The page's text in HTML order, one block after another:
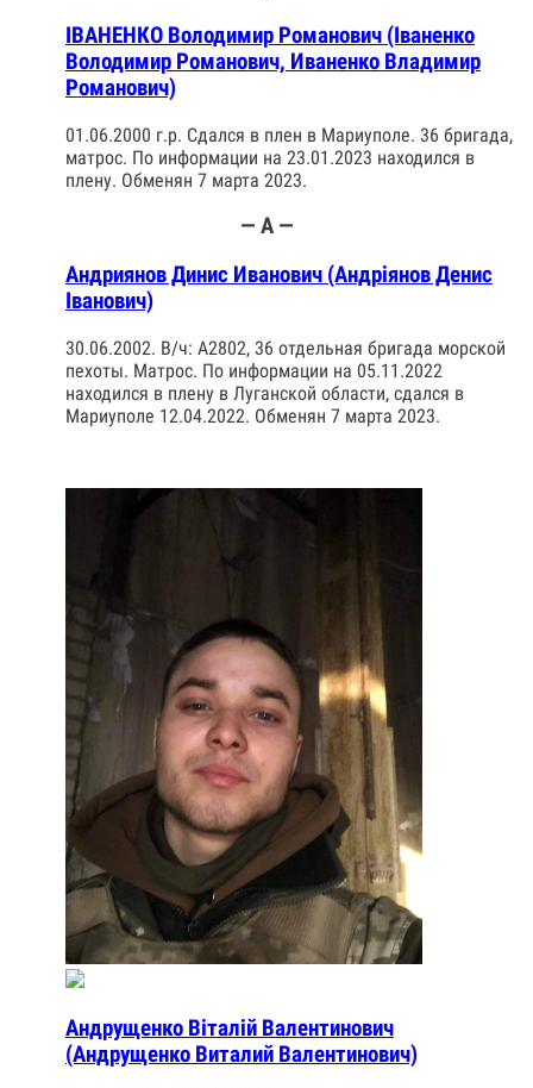
ІВАНЕНКО Володимир Романович (Іваненко
Володимир Романович, Иваненко Владимир
Романович)
01.06.2000 г.р. Сдался в плен в Мариуполе. 36 бригада,
матрос. По информации на 23.01.2023 находился в
плену. Обменян 7 марта 2023.
— А —
Андриянов Динис Иванович (Андріянов Денис
Іванович)
30.06.2002. В/ч: А2802, 36 отдельная бригада морской
пехоты. Матрос. По информации на 05.11.2022
находился в плену в Луганской области, сдался в
Мариуполе 12.04.2022. Обменян 7 марта 2023.
Андрущенко Віталій Валентинович
(Андрущенко Виталий Валентинович)